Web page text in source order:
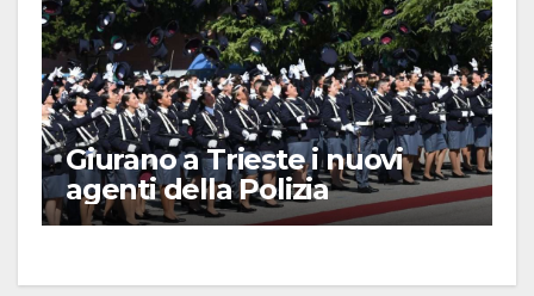
Giurano a Trieste i nuovi
agenti della Polizia